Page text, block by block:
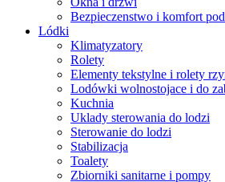
Bezpieczenstwo i komfort
Lódki
Klimatyzatory
Rolety
Elementy tekstylne i rolety
Lodówki wolnostojace i do
Kuchnia
Uklady sterowania do lodzi
Sterowanie do lodzi
Stabilizacja
Toalety
Zbiorniki sanitarne i pompy